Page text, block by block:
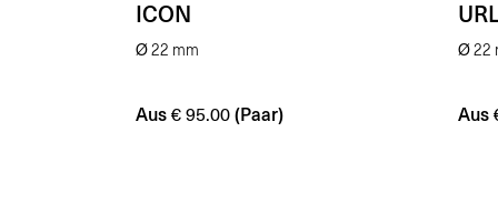
ICON
Ø 22 mm
Aus € 95.00 (Paar)
Ø 22
Aus